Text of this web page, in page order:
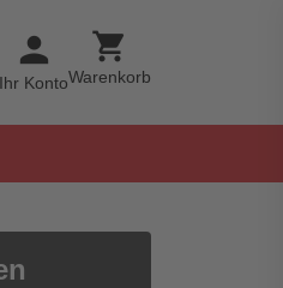
person
Ihr Konto
shopping_cart
Warenkorb